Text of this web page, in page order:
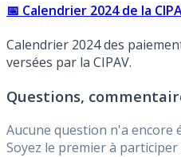
📅 Calendrier 2024 de la
Calendrier 2024 des
versées par la CIPAV.
Questions,
Aucune question n'a encore
Soyez le premier à participer